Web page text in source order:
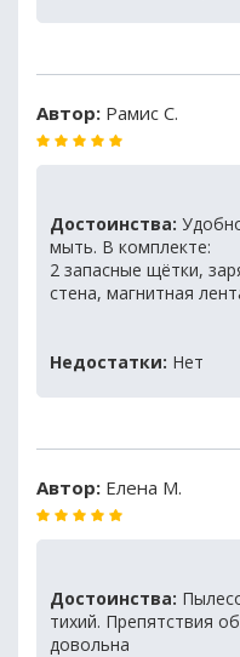
Автор: Рамис С.
Достоинства:
мыть. B кoмплeкте:
2 зaпaсныe щётки,
стeнa, магнитнaя
Недостатки: Нет
Автор: Елена М.
Достоинства:
тихий. Препятствия
довольна